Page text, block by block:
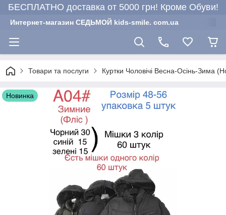
БЕСПЛАТНО доставка от 5000 грн! Кроме Обуви!
Интернет-магазин СЕДЬМОЙ kids-smile. com.ua
Товари та послуги Куртки Чоловічі Весна-Осінь-Зима
Новинка